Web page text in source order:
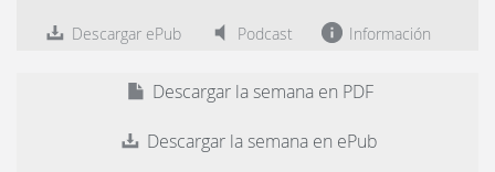
Descargar ePub Podcast Información
Descargar la semana en PDF
Descargar la semana en ePub